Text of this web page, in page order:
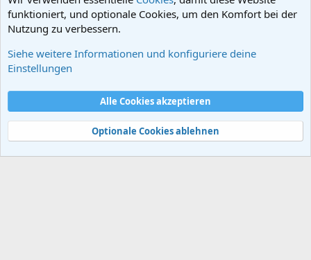
Schlagworte
Nutzungsbedingungen
Datenschutz
Hilfe und Impressum
Start
R
S
Community platform by XenForo® © 2010-2024 XenForo Ltd.
funktioniert, und optionale Cookies, um den Komfort bei der
Nutzung zu verbessern.
Siehe weitere Informationen und konfiguriere deine
Einstellungen
Alle Cookies akzeptieren
Optionale Cookies ablehnen